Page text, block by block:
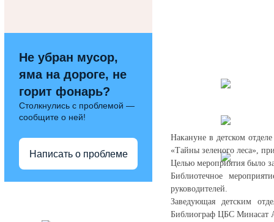
Не убран мусор,
яма на дороге, не
горит фонарь?
Столкнулись с проблемой —
сообщите о ней!
Написать о проблеме
Накануне в детском
«Тайны зеленого леса»,
Целью мероприятия было
Библиотечное
руководителей.
Заведующая детским
Библиограф ЦБС Минасат